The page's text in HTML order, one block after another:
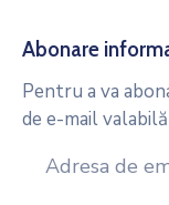
Abonare
Pentru a va
de e-mail